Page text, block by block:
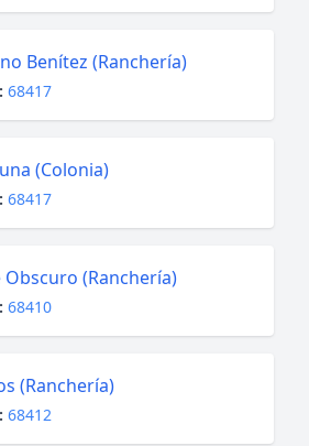
Benítez (Ranchería)
68417
(Colonia)
68417
(Ranchería)
68410
(Ranchería)
68412